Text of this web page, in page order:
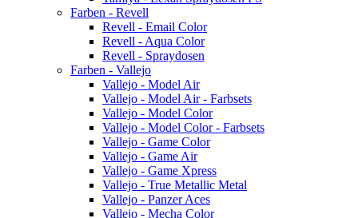
Farben - Revell
Revell - Email Color
Revell - Aqua Color
Revell - Spraydosen
Farben - Vallejo
Vallejo - Model Air
Vallejo - Model Air - Farbsets
Vallejo - Model Color
Vallejo - Model Color - Farbsets
Vallejo - Game Color
Vallejo - Game Air
Vallejo - Game Xpress
Vallejo - True Metallic Metal
Vallejo - Panzer Aces
Vallejo - Mecha Color